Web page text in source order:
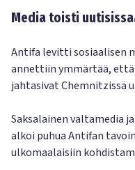
Media toisti
Antifa levitti sosiaalisen
annettiin ymmärtää,
jahtasivat Chemnitzissä
Saksalainen valtamedia
alkoi puhua Antifan
ulkomaalaisiin